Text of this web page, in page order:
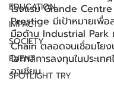
EDUCATION
IMPACT
SOCIETY
EVENT
SPOTLIGHT TRY
โรงแรม Grande
Prestige มีเป้าหมายเพื่อ
มือด้าน Industrial Park
Chain ตลอดจนเชื่อมโย
โอกาสการลงทุนในประเท
อาเซียน